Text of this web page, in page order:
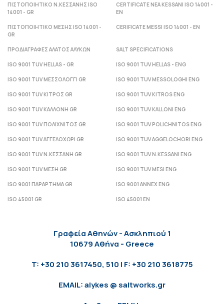
ΠΙΣΤΟΠΟΙΗΤΙΚΟ Ν.ΚΕΣΣΑΝΗΣ ISO
14001 - GR
CERTIFICATE NEA KESSANI ISO 14001 -
ΕΝ
ΠΙΣΤΟΠΟΙΗΤΙΚΟ ΜΕΣΗΣ ISO 14001 -
GR
CERIFICATE MESSI ISO 14001 - ΕΝ
ΠΡΟΔΙΑΓΡΑΦΕΣ ΑΛΑΤΟΣ ΑΛΥΚΩΝ SALT SPECIFICATIONS
ISO 9001 TUV HELLAS - GR ISO 9001 TUV HELLAS - ENG
ISO 9001 TUV ΜΕΣΣΟΛΟΓΓΙ GR ISO 9001 TUV MESSOLOGHI ENG
ISO 9001 TUV ΚΙΤΡΟΣ GR ISO 9001 TUV KITROS ENG
ISO 9001 TUV ΚΑΛΛΟΝΗ GR ISO 9001 TUV KALLONI ENG
ISO 9001 TUV ΠΟΛΙΧΝΙΤΟΣ GR ISO 9001 TUV POLICHNITOS ENG
ISO 9001 TUV ΑΓΓΕΛΟΧΩΡΙ GR ISO 9001 TUV AGGELOCHORI ENG
ISO 9001 TUV Ν.ΚΕΣΣΑΝΗ GR ISO 9001 TUV N.KESSANI ENG
ISO 9001 TUV ΜΕΣΗ GR ISO 9001 TUV MESI ENG
ISO 9001 ΠΑΡΑΡΤΗΜΑ GR ISO 9001 ANNEX ENG
ISO 45001 GR ISO 45001 EN
Γραφεία Αθηνών - Ασκληπιού 1
10679 Αθήνα - Greece
T: +30 210 3617450, 510 | F: +30 210 3618775
EMAIL: alykes @ saltworks.gr